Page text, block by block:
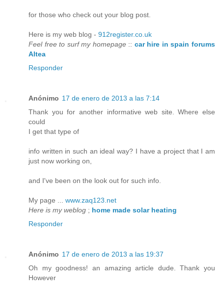
for those who check out your blog post.
Here is my web blog - 912register.co.uk
Feel free to surf my homepage:: car hire in spain forums
Altea
Responder
Anónimo 17 de enero de 2013 a las 7:14
Thank you for another informative web site. Where else
could
I get that type of
info written in such an ideal way? I have a project that I am
just now working on,
and I've been on the look out for such info.
My page ... www.zaq123.net
Here is my weblog ; home made solar heating
Responder
Anónimo 17 de enero de 2013 a las 19:37
Oh my goodness! an amazing article dude. Thank you
However